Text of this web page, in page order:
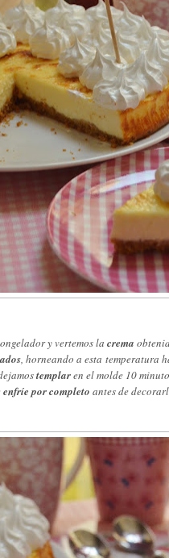
y vertemos la crema
, horneando a esta temperatura
templaren el molde 10
enfríe por completo antes de